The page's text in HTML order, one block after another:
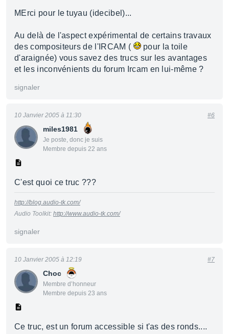
MErci pour le tuyau (idecibel)...
Au delà de l'aspect expérimental de certains travaux
des compositeurs de l'IRCAM (
pour la toile
d'araignée) vous savez des trucs sur les avantages
et les inconvénients du forum Ircam en lui-même ?
signaler
miles1981
Je poste, donc je suis
Membre depuis 22 ans
10 Janvier 2005 à 11:30 #6
C'est quoi ce truc ???
http://blog.audio-tk.com/
Audio Toolkit: http://www.audio-tk.com/
signaler
Choc
Membre d’honneur
Membre depuis 23 ans
10 Janvier 2005 à 12:19 #7
Ce truc, est un forum accessible si t'as des ronds....